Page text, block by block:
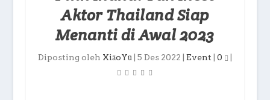
Aktor Thailand Siap
Menanti di Awal 2023
Diposting oleh XiāoYū 5 Des 2022 Event 0